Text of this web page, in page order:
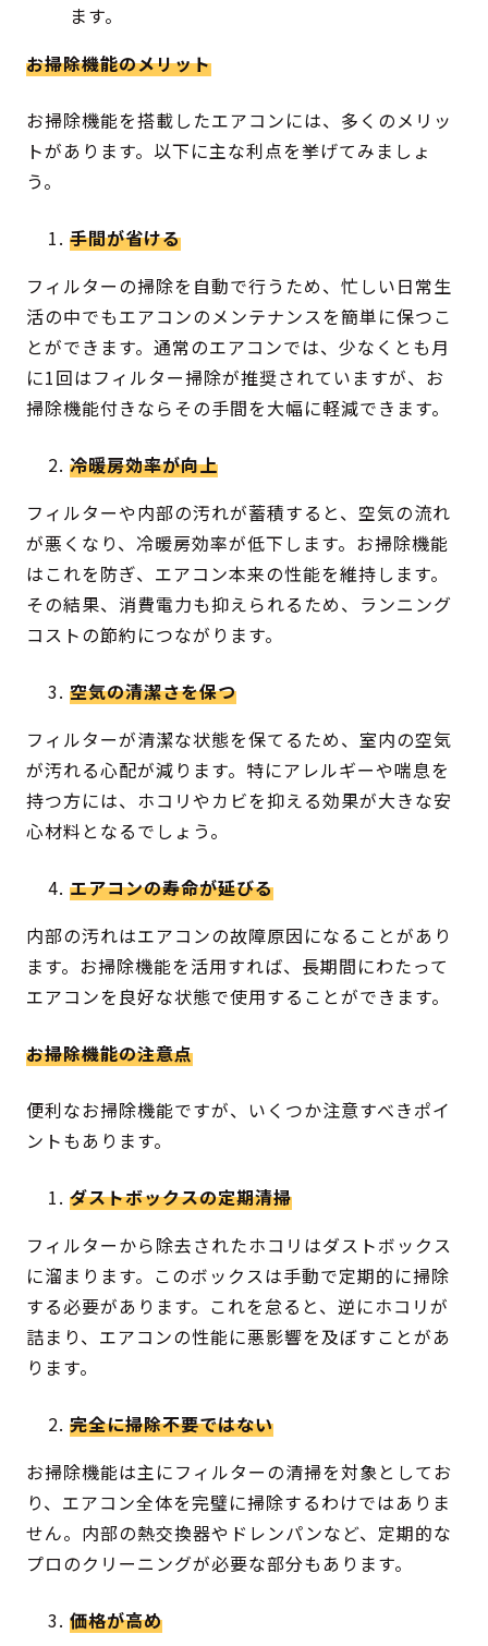
ます。
お掃除機能のメリット
お掃除機能を搭載したエアコンには、多くのメリッ
トがあります。以下に主な利点を挙げてみましょ
う。
手間が省ける
フィルターの掃除を自動で行うため、忙しい日常生
活の中でもエアコンのメンテナンスを簡単に保つこ
とができます。通常のエアコンでは、少なくとも月
に1回はフィルター掃除が推奨されていますが、お
掃除機能付きならその手間を大幅に軽減できます。
冷暖房効率が向上
フィルターや内部の汚れが蓄積すると、空気の流れ
が悪くなり、冷暖房効率が低下します。お掃除機能
はこれを防ぎ、エアコン本来の性能を維持します。
その結果、消費電力も抑えられるため、ランニング
コストの節約につながります。
空気の清潔さを保つ
フィルターが清潔な状態を保てるため、室内の空気
が汚れる心配が減ります。特にアレルギーや喘息を
持つ方には、ホコリやカビを抑える効果が大きな安
心材料となるでしょう。
エアコンの寿命が延びる
内部の汚れはエアコンの故障原因になることがあり
ます。お掃除機能を活用すれば、長期間にわたって
エアコンを良好な状態で使用することができます。
お掃除機能の注意点
便利なお掃除機能ですが、いくつか注意すべきポイ
ントもあります。
ダストボックスの定期清掃
フィルターから除去されたホコリはダストボックス
に溜まります。このボックスは手動で定期的に掃除
する必要があります。これを怠ると、逆にホコリが
詰まり、エアコンの性能に悪影響を及ぼすことがあ
ります。
完全に掃除不要ではない
お掃除機能は主にフィルターの清掃を対象としてお
り、エアコン全体を完璧に掃除するわけではありま
せん。内部の熱交換器やドレンパンなど、定期的な
プロのクリーニングが必要な部分もあります。
価格が高め